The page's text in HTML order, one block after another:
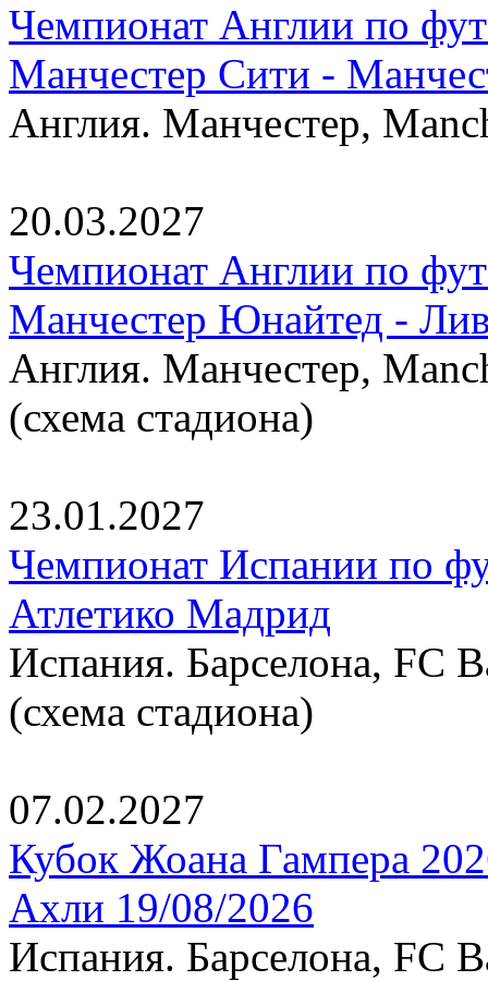
Чемпионат Англии по
Манчестер Сити -
Англия. Манчестер,
20.03.2027
Чемпионат Англии по
Манчестер Юнайтед -
Англия. Манчестер,
(схема стадиона)
23.01.2027
Чемпионат Испании по
Атлетико Мадрид
Испания. Барселона, FC
(схема стадиона)
07.02.2027
Кубок Жоана Гампера
Ахли 19/08/2026
Испания. Барселона, FC